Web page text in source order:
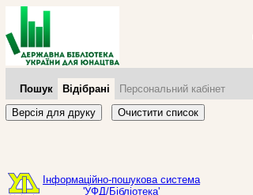
Пошук Відібрані Персональний кабінет
Версія для друку Очистити список
Інформаційно-пошукова система
'УФД/Бібліотека'